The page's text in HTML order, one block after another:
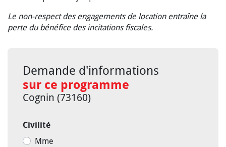
Le non-respect des engagements de location entraîne la
perte du bénéfice des incitations fiscales.
Demande d'informations
sur ce programme
Cognin (73160)
Civilité
Mme